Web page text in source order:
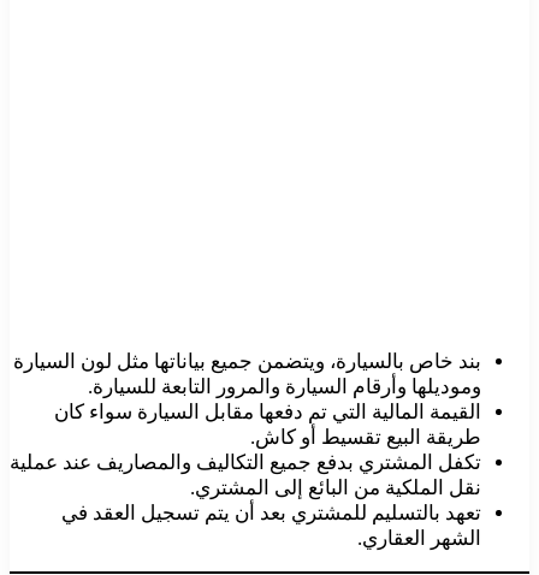
بند خاص بالسيارة، ويتضمن جميع بياناتها مثل لون السيارة
وموديلها وأرقام السيارة والمرور التابعة للسيارة.
القيمة المالية التي تم دفعها مقابل السيارة سواء كان
طريقة البيع تقسيط أو كاش.
تكفل المشتري بدفع جميع التكاليف والمصاريف عند عملية
نقل الملكية من البائع إلى المشتري.
تعهد بالتسليم للمشتري بعد أن يتم تسجيل العقد في
الشهر العقاري.